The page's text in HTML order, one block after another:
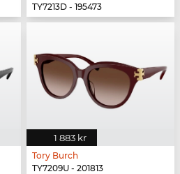
TY7213D - 195473
1 883 kr
Tory Burch
TY7209U - 201813